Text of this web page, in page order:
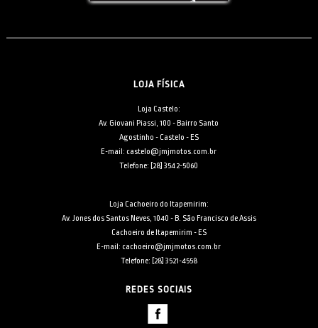
LOJA FÍSICA
Loja Castelo:
Av. Giovani Piassi, 100 - Bairro Santo
Agostinho - Castelo - ES
E-mail: castelo@jmjmotos.com.br
Telefone: [28] 3542-5060
Loja Cachoeiro do Itapemirim:
Av. Jones dos Santos Neves, 1040 - B. São Francisco de Assis
Cachoeiro de Itapemirim - ES
E-mail: cachoeiro@jmjmotos.com.br
Telefone: [28] 3521-4558
REDES SOCIAIS